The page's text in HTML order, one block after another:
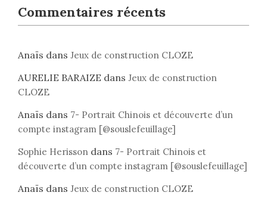
Commentaires récents
Anaïs dans Jeux de construction CLOZE
AURELIE BARAIZE dans Jeux de construction
CLOZE
Anaïs dans 7- Portrait Chinois et découverte d’un
compte instagram [@souslefeuillage]
Sophie Herisson dans 7- Portrait Chinois et
découverte d’un compte instagram [@souslefeuillage]
Anaïs dans Jeux de construction CLOZE